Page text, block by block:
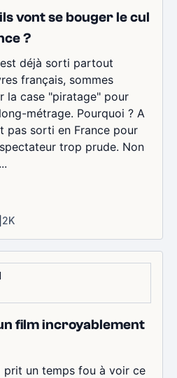
vont se bouger le cul
?
déjà sorti partout
français, sommes
la case "piratage" pour
métrage. Pourquoi ? A
pas sorti en France pour
trop prude. Non
2K
film incroyablement
prit un temps fou à voir ce